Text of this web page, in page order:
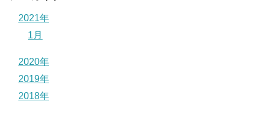
2021年
1月
2020年
2019年
2018年